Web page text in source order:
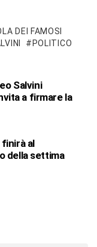
DEI FAMOSI
POLITICO
Salvini
a firmare la
finirà al
della settima